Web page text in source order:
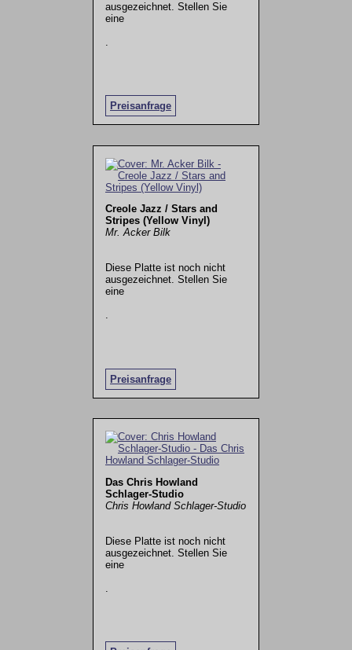
ausgezeichnet. Stellen Sie
eine
Preisanfrage
Creole Jazz / Stars and
Stripes (Yellow Vinyl)
Mr. Acker Bilk
Diese Platte ist noch nicht
ausgezeichnet. Stellen Sie
eine
Preisanfrage
.
Das Chris Howland
Schlager-Studio
Chris Howland Schlager-Studio
Diese Platte ist noch nicht
ausgezeichnet. Stellen Sie
eine